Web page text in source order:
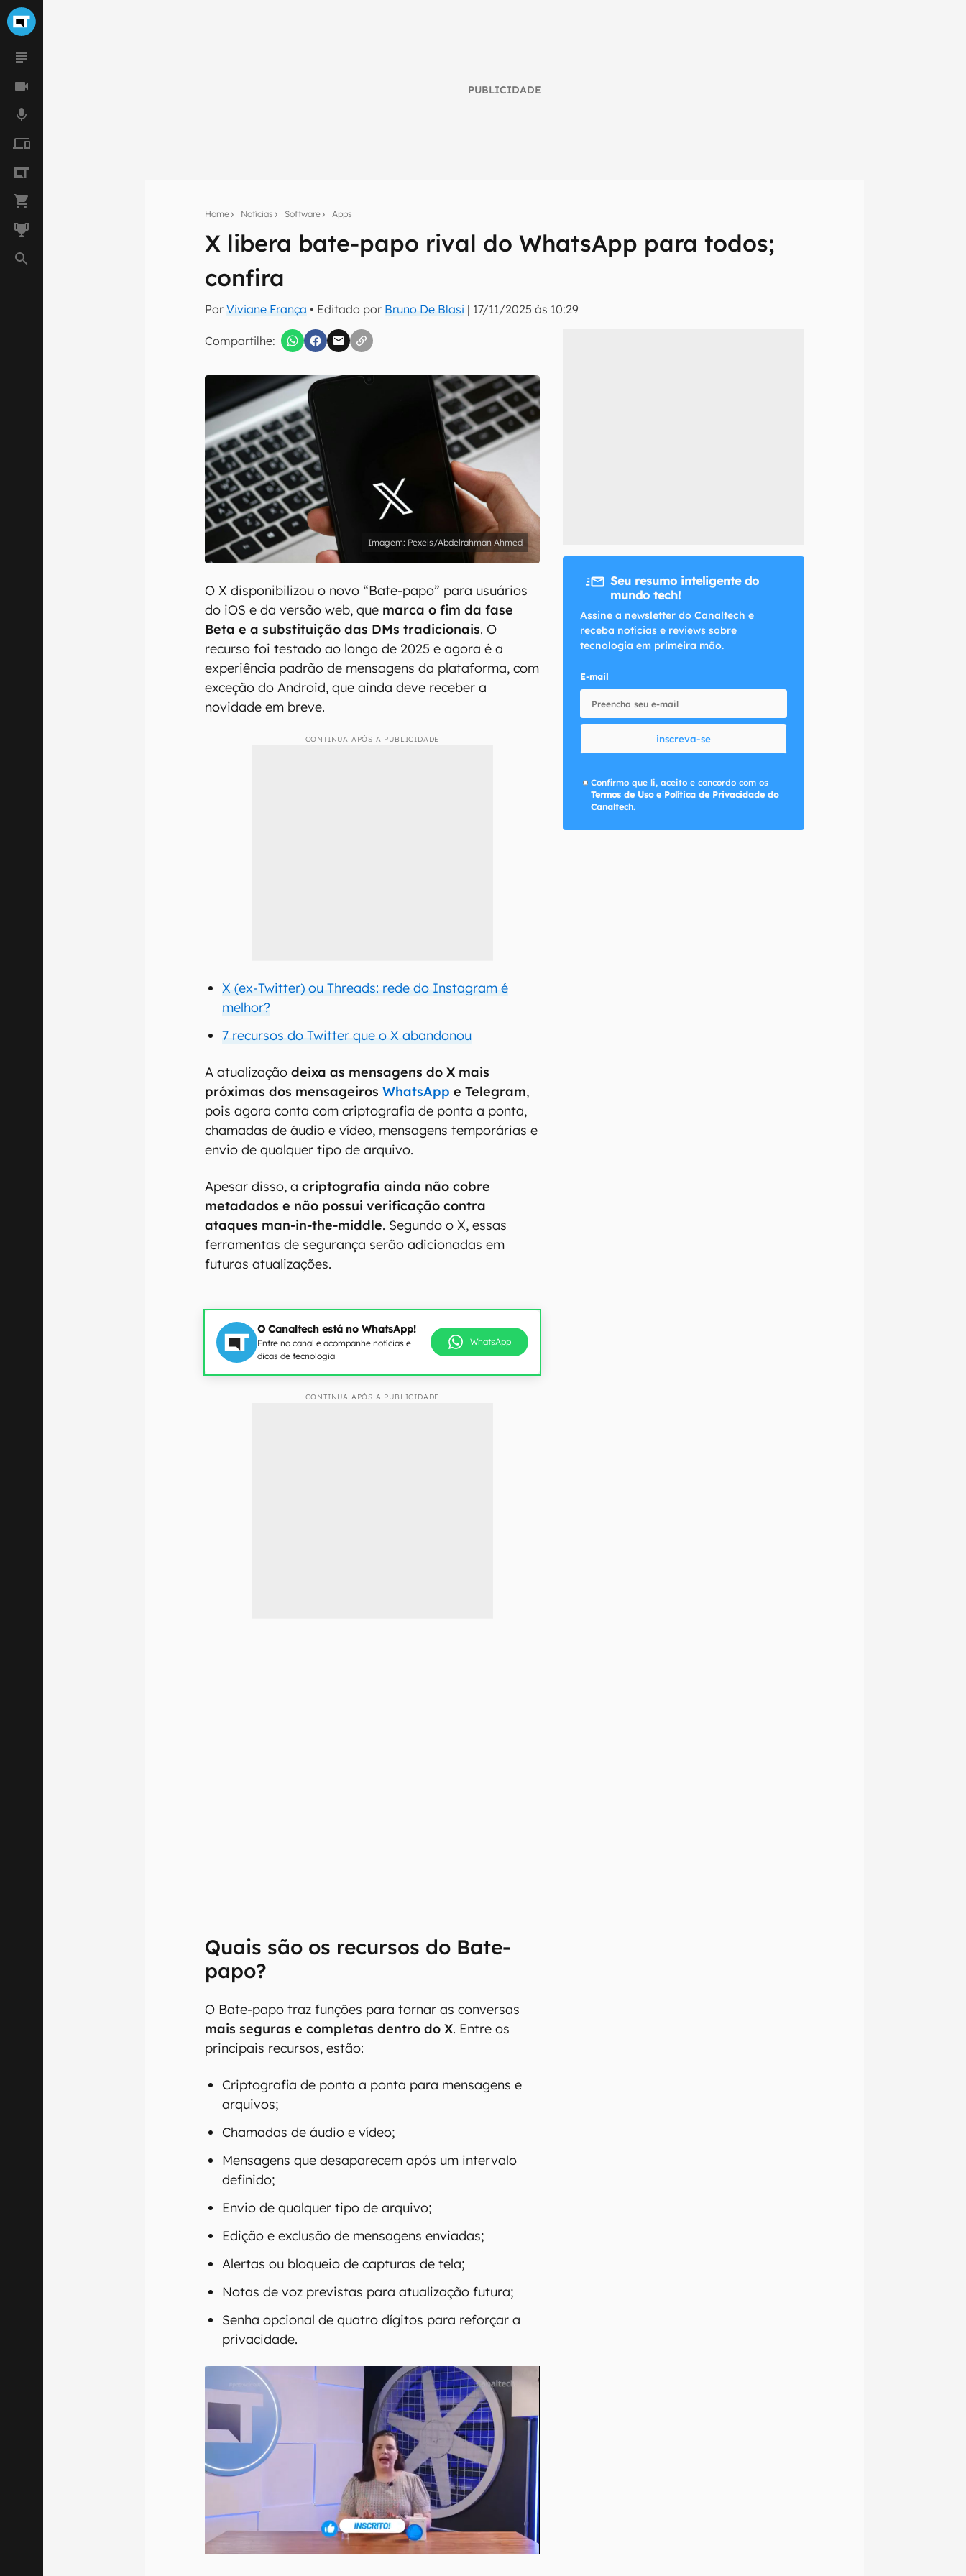
PUBLICIDADE
Home Notícias Software Apps
X libera bate-papo rival do WhatsApp para todos;
confira
PorViviane França • Editado por Bruno De Blasi | 17/11/2025 às 10:29
Compartilhe:
Seu resumo inteligente do mundo tech!
Assine a newsletter do Canaltech e receba notícias e reviews sobre tecnologia em primeira
inscreva-se
Confirmo que li, aceito e concordo com os Termos de Uso e Política de Privacidade do Canaltech.
Pexels/Abdelrahman Ahmed
O X disponibilizou o novo “Bate-papo” para usuários
do iOS e da versão web, que marca o fim da fase
Beta e a substituição das DMs tradicionais. O
recurso foi testado ao longo de 2025 e agora é a
experiência padrão de mensagens da plataforma, com
exceção do Android, que ainda deve receber a
novidade em breve.
CONTINUA APÓS A PUBLICIDADE
X (ex-Twitter) ou Threads: rede do Instagram é
melhor?
7 recursos do Twitter que o X abandonou
A atualizaçãodeixa as mensagens do X mais
próximas dos mensageirosWhatsApp e Telegram,
pois agora conta com criptografia de ponta a ponta,
chamadas de áudio e vídeo, mensagens temporárias e
envio de qualquer tipo de arquivo.
Apesar disso, acriptografia ainda não cobre
metadados e não possui verificação contra
ataques man-in-the-middle. Segundo o X, essas
ferramentas de segurança serão adicionadas em
futuras atualizações.
O Canaltech está no WhatsApp!
Entre no canal e acompanhe notícias e
dicas de tecnologia
WhatsApp
CONTINUA APÓS A PUBLICIDADE
Quais são os recursos do Bate-
papo?
O Bate-papo traz funções para tornar as conversas
mais seguras e completas dentro do X. Entre os
principais recursos, estão:
Criptografia de ponta a ponta para mensagens e
arquivos;
Chamadas de áudio e vídeo;
Mensagens que desaparecem após um intervalo
definido;
Envio de qualquer tipo de arquivo;
Edição e exclusão de mensagens enviadas;
Alertas ou bloqueio de capturas de tela;
Notas de voz previstas para atualização futura;
Senha opcional de quatro dígitos para reforçar a
privacidade.
Seu resumo inteligente do
mundo tech!
Assine a newsletter do Canaltech e
receba notícias e reviews sobre
tecnologia em primeira mão.
E-mail
inscreva-se
Confirmo que li, aceito e concordo com os
Termos de Uso e Política de Privacidade do
Canaltech.